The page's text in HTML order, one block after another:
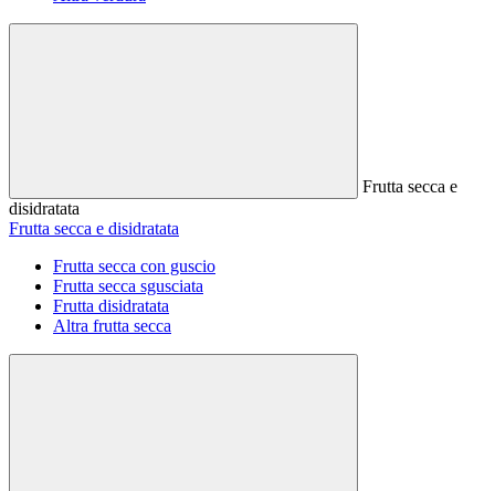
Frutta secca e
disidratata
Frutta secca e disidratata
Frutta secca con guscio
Frutta secca sgusciata
Frutta disidratata
Altra frutta secca